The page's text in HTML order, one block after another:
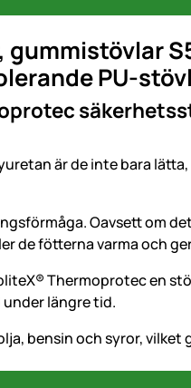
gummistövlar
PU-
är de inte bara
Oavsett om
de fötterna varma och
Thermoprotec en
längre tid.
bensin och syror, vilket